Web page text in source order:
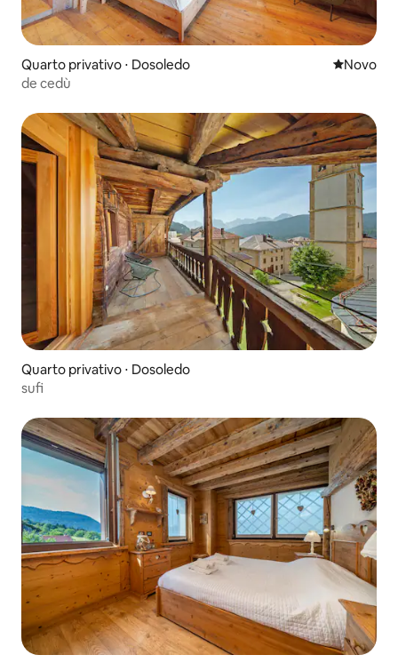
Quarto privativo ⋅ Dosoledo Novo
Novo
de cedù
Quarto privativo ⋅ Dosoledo
sufi